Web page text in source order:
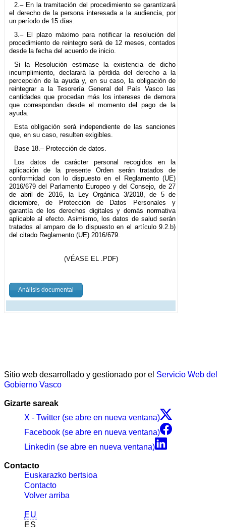
2.– En la tramitación del procedimiento se garantizará
el derecho de la persona interesada a la audiencia, por
un período de 15 días.
3.– El plazo máximo para notificar la resolución del
procedimiento de reintegro será de 12 meses, contados
desde la fecha del acuerdo de inicio.
Si la Resolución estimase la existencia de dicho
incumplimiento, declarará la pérdida del derecho a la
percepción de la ayuda y, en su caso, la obligación de
reintegrar a la Tesorería General del País Vasco las
cantidades que procedan más los intereses de demora
que correspondan desde el momento del pago de la
ayuda.
Esta obligación será independiente de las sanciones
que, en su caso, resulten exigibles.
Base 18.– Protección de datos.
Los datos de carácter personal recogidos en la
aplicación de la presente Orden serán tratados de
conformidad con lo dispuesto en el Reglamento (UE)
2016/679 del Parlamento Europeo y del Consejo, de 27
de abril de 2016, la Ley Orgánica 3/2018, de 5 de
diciembre, de Protección de Datos Personales y
garantía de los derechos digitales y demás normativa
aplicable al efecto. Asimismo, los datos de salud serán
tratados al amparo de lo dispuesto en el artículo 9.2.b)
del citado Reglamento (UE) 2016/679.
(VÉASE EL .PDF)
Análisis documental
Sitio web desarrollado y gestionado por el Servicio Web del
Gobierno Vasco
Gizarte sareak
X - Twitter (se abre en nueva ventana)
Facebook (se abre en nueva ventana)
Linkedin (se abre en nueva ventana)
Contacto
Euskarazko bertsioa
Contacto
Volver arriba
EU
ES